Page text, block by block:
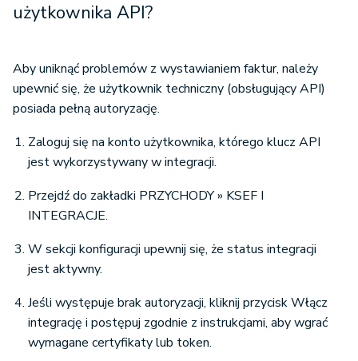
użytkownika API?
Aby uniknąć problemów z wystawianiem faktur, należy
upewnić się, że użytkownik techniczny (obsługujący API)
posiada pełną autoryzację.
Zaloguj się na konto użytkownika, którego klucz API
jest wykorzystywany w integracji.
Przejdź do zakładki PRZYCHODY » KSEF I
INTEGRACJE.
W sekcji konfiguracji upewnij się, że status integracji
jest aktywny.
Jeśli występuje brak autoryzacji, kliknij przycisk Włącz
integrację i postępuj zgodnie z instrukcjami, aby wgrać
wymagane certyfikaty lub token.